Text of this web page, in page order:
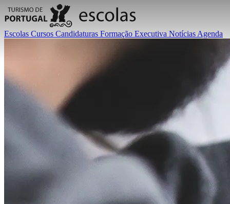
Escolas Cursos Candidaturas Formação Executiva Notícias Agenda